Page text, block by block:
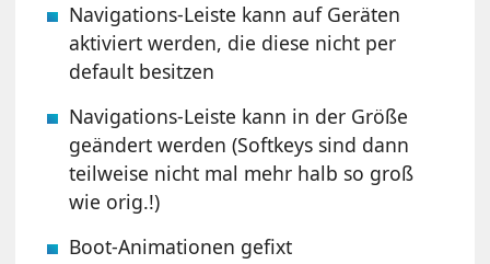
Navigations-Leiste kann auf Geräten
aktiviert werden, die diese nicht per
default besitzen
Navigations-Leiste kann in der Größe
geändert werden (Softkeys sind dann
teilweise nicht mal mehr halb so groß
wie orig.!)
Boot-Animationen gefixt